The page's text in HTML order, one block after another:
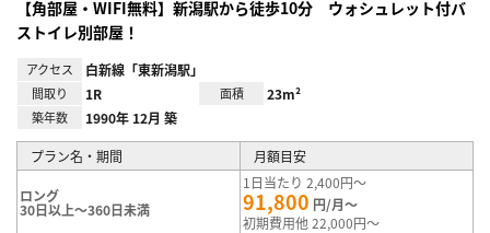
【角部屋・WIFI無料】新潟駅から徒歩10分 ウォシュレット付バ
ストイレ別部屋！
アクセス 白新線「東新潟駅」
間取り 1R 面積 23m²
築年数 1990年 12月 築
プラン名・期間 月額目安
ロング
30日以上～360日未満
1日当たり 2,400円～
91,800 円/月～
初期費用他 22,000円～